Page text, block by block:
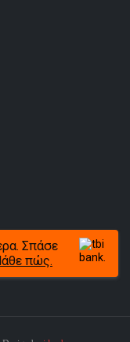
Σπάσε
πώς.